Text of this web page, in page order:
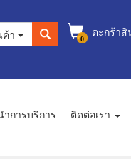
0 ตะกร้าสิ
า
การบริการ ติดต่อเรา